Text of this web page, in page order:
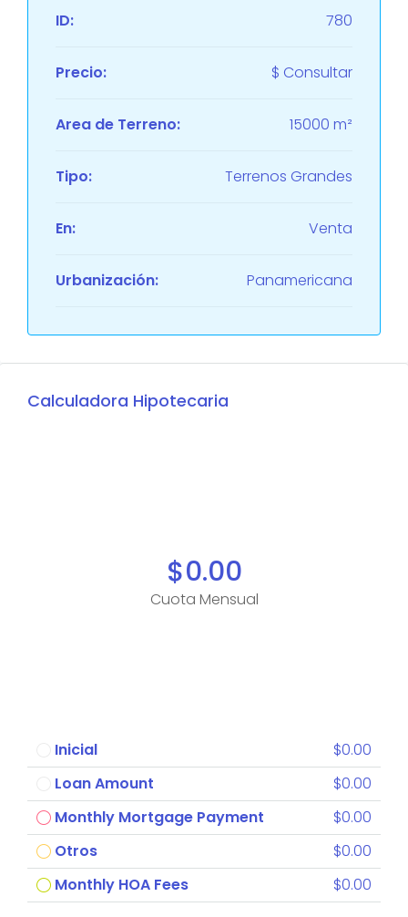
ID: 780
Precio: $ Consultar
Area de Terreno: 15000 m²
Tipo: Terrenos Grandes
En: Venta
Urbanización: Panamericana
Calculadora Hipotecaria
$0.00
Cuota Mensual
Inicial
$0.00
Loan Amount
$0.00
Monthly Mortgage Payment
$0.00
Otros
$0.00
Monthly HOA Fees
$0.00